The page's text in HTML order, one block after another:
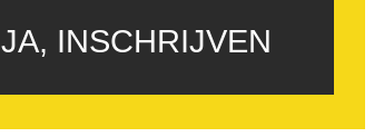
JA, INSCHRIJVEN